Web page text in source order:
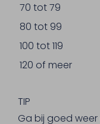
70 tot 79
80 tot 99
100 tot 119
120 of meer
TIP
Ga bij goed